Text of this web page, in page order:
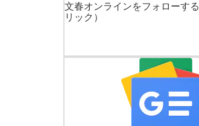
文春オンラインをフォローする
リック）